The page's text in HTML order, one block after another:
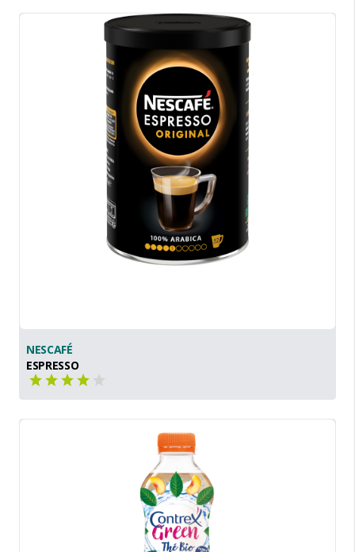
NESCAFÉ
ESPRESSO